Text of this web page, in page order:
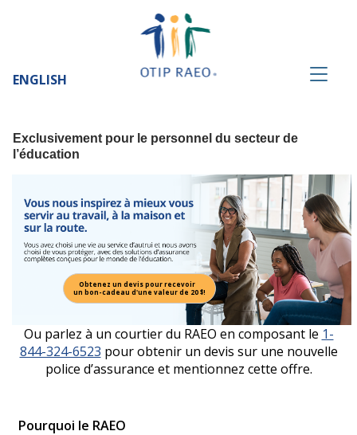
ENGLISH
Exclusivement pour le personnel du secteur de
l’éducation
Obtenez un devis pour recevoir
un bon-cadeau d'une valeur de 20 $!
Ou parlez à un courtier du RAEO en composant le 1-
844-324-6523 pour obtenir un devis sur une nouvelle
police d’assurance et mentionnez cette offre.
Pourquoi le RAEO